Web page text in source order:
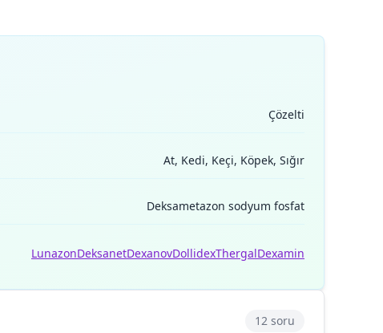
Çözelti
At, Kedi, Keçi, Köpek, Sığır
Deksametazon sodyum fosfat
LunazonDeksanetDexanovDollidexThergalDexamin
12 soru